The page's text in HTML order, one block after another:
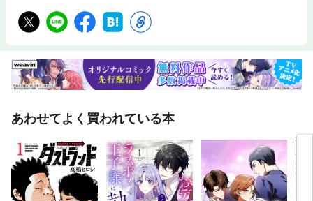
あわせてよく買われている本